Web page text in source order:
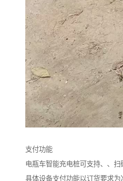
支付功能
电瓶车智能充电桩可支持、、扫
具体设备支付功能以订货要求